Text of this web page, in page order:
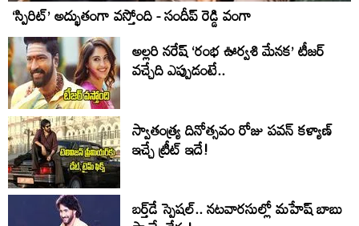
‘స్పిరిట్’ అద్భుతంగా వస్తోంది - సందీప్ రెడ్డి వంగా
అల్లరి నరేష్ ‘రంభ ఊర్వశి మేనక’ టీజర్
వచ్చేది ఎప్పుడంటే..
స్వాతంత్య్ర దినోత్సవం రోజు పవన్ కళ్యాణ్
ఇచ్చే ట్రీట్ ఇదే!
బర్త్‌‌డే స్పెషల్.. నటవారసుల్లో మహేష్ బాబు